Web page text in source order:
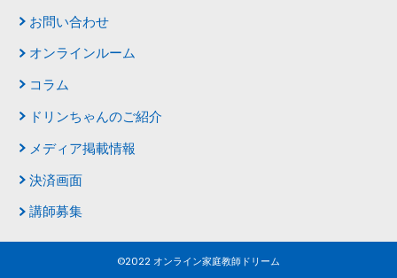
お問い合わせ
オンラインルーム
コラム
ドリンちゃんのご紹介
メディア掲載情報
決済画面
講師募集
©2022 オンライン家庭教師ドリーム